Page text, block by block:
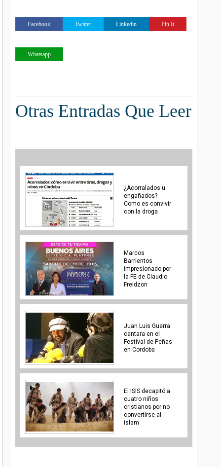
Facebook Twitter Linkedin Pin It
Whatsapp
Otras Entradas Que Leer
¿Acorralados u
engañados?
Como es convivir
con la droga
Marcos
Barrientos
impresionado por
la FE de Claudio
Freidzon
Juan Luis Guerra
cantara en el
Festival de Peñas
en Cordoba
El ISIS decapitó a
cuatro niños
cristianos por no
convertirse al
islam